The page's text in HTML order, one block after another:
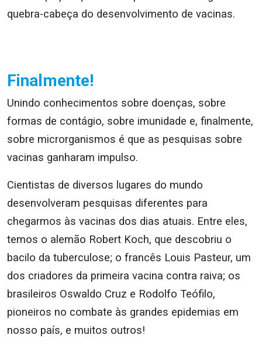
quebra-cabeça do desenvolvimento de vacinas.
Finalmente!
Unindo conhecimentos sobre doenças, sobre
formas de contágio, sobre imunidade e, finalmente,
sobre microrganismos é que as pesquisas sobre
vacinas ganharam impulso.
Cientistas de diversos lugares do mundo
desenvolveram pesquisas diferentes para
chegarmos às vacinas dos dias atuais. Entre eles,
temos o alemão Robert Koch, que descobriu o
bacilo da tuberculose; o francês Louis Pasteur, um
dos criadores da primeira vacina contra raiva; os
brasileiros Oswaldo Cruz e Rodolfo Teófilo,
pioneiros no combate às grandes epidemias em
nosso país, e muitos outros!